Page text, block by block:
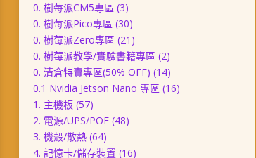
0. 樹莓派CM5專區 (3)
0. 樹莓派Pico專區 (30)
0. 樹莓派Zero專區 (21)
0. 樹莓派教學/實驗書籍專區 (2)
0. 清倉特賣專區(50% OFF) (14)
0.1 Nvidia Jetson Nano 專區 (16)
1. 主機板 (57)
2. 電源/UPS/POE (48)
3. 機殼/散熱 (64)
4. 記憶卡/儲存裝置 (16)